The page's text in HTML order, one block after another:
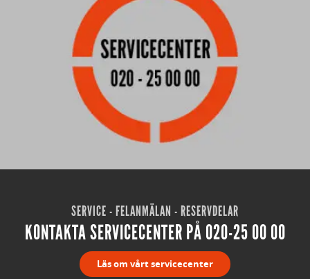
SERVICE - FELANMÄLAN - RESERVDELAR
KONTAKTA SERVICECENTER PÅ 020-25 00 00
Läs om vårt servicecenter